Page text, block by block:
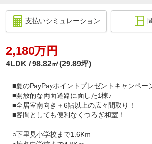
支払いシミュレーション
2,180万円
4LDK 98.82㎡(29.89坪)
■夏のPayPayポイントプレゼントキャンペー
■開放的な両面道路に面した1棟♪
■全居室南向き＋6帖以上の広々間取り！
■客間としても便利なくつろぎ和室！
○下里見小学校まで1.6Kｍ